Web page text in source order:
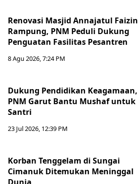
Renovasi Masjid Annajatul Faizin
Rampung, PNM Peduli Dukung
Penguatan Fasilitas Pesantren
8 Agu 2026, 7:24 PM
Dukung Pendidikan Keagamaan,
PNM Garut Bantu Mushaf untuk
Santri
23 Jul 2026, 12:39 PM
Korban Tenggelam di Sungai
Cimanuk Ditemukan Meninggal